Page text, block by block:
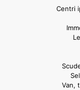
Centri
Van,